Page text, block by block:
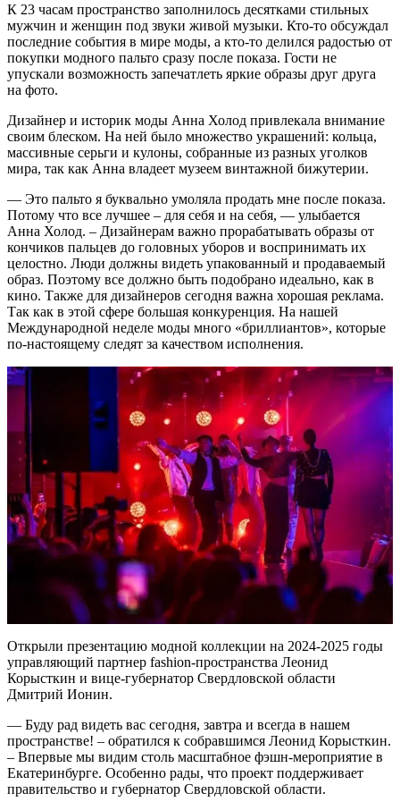
К 23 часам пространство заполнилось десятками стильных
мужчин и женщин под звуки живой музыки. Кто-то обсуждал
последние события в мире моды, а кто-то делился радостью от
покупки модного пальто сразу после показа. Гости не
упускали возможность запечатлеть яркие образы друг друга
на фото.
Дизайнер и историк моды Анна Холод привлекала внимание
своим блеском. На ней было множество украшений: кольца,
массивные серьги и кулоны, собранные из разных уголков
мира, так как Анна владеет музеем винтажной бижутерии.
— Это пальто я буквально умоляла продать мне после показа.
Потому что все лучшее – для себя и на себя, — улыбается
Анна Холод. – Дизайнерам важно прорабатывать образы от
кончиков пальцев до головных уборов и воспринимать их
целостно. Люди должны видеть упакованный и продаваемый
образ. Поэтому все должно быть подобрано идеально, как в
кино. Также для дизайнеров сегодня важна хорошая реклама.
Так как в этой сфере большая конкуренция. На нашей
Международной неделе моды много «бриллиантов», которые
по-настоящему следят за качеством исполнения.
Открыли презентацию модной коллекции на 2024-2025 годы
управляющий партнер fashion-пространства Леонид
Корысткин и вице-губернатор Свердловской области
Дмитрий Ионин.
— Буду рад видеть вас сегодня, завтра и всегда в нашем
пространстве! – обратился к собравшимся Леонид Корысткин.
– Впервые мы видим столь масштабное фэшн-мероприятие в
Екатеринбурге. Особенно рады, что проект поддерживает
правительство и губернатор Свердловской области.